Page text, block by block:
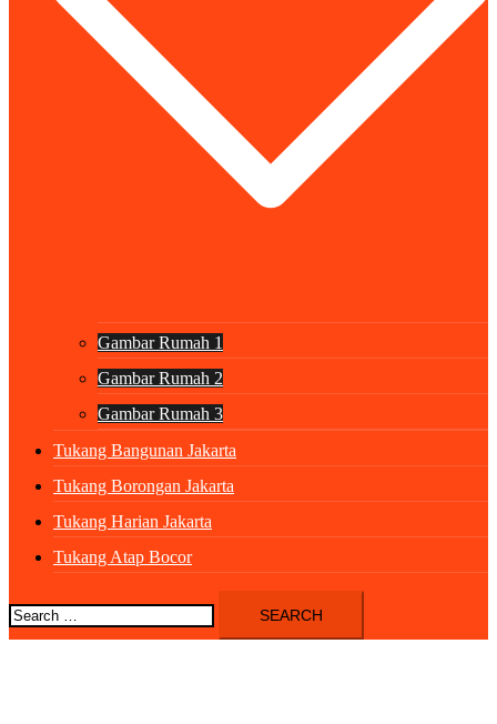
Gambar Rumah 1
Gambar Rumah 2
Gambar Rumah 3
Tukang Bangunan Jakarta
Tukang Borongan Jakarta
Tukang Harian Jakarta
Tukang Atap Bocor
Search
for: